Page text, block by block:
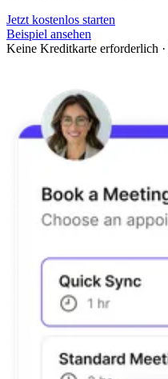
Jetzt kostenlos starten
Beispiel ansehen
Keine Kreditkarte erforderlich ·